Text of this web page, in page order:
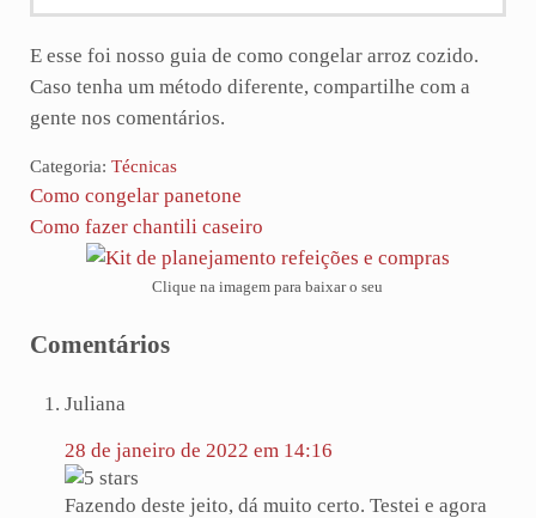
E esse foi nosso guia de como congelar arroz cozido.
Caso tenha um método diferente, compartilhe com a
gente nos comentários.
Categoria: Técnicas
Post Anterior:
Como congelar panetone
Próximo Post:
Como fazer chantili caseiro
Clique na imagem para baixar o seu
Comentários
Juliana
28 de janeiro de 2022 em 14:16
Fazendo deste jeito, dá muito certo. Testei e agora